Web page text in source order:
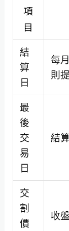
項
目
結
算
日
每
則
最
後
交
易
日
結
交
割
價
收